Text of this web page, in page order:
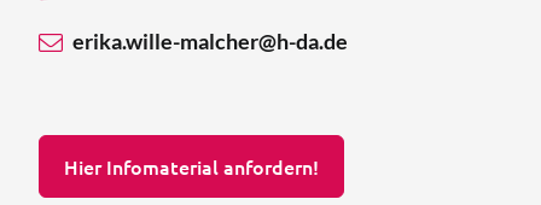
erika.wille-malcher@h-da.de
Hier Infomaterial anfordern!